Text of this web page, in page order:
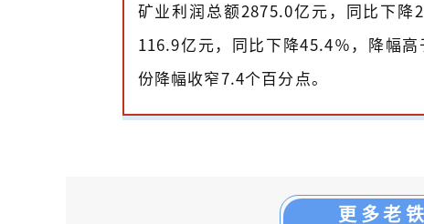
矿业利润总额2875.0亿元，同比下降
116.9亿元，同比下降45.4％，降幅
份降幅收窄7.4个百分点。
更多老